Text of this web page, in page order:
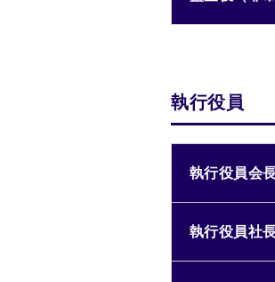
執行役員
執行役員会
執行役員社